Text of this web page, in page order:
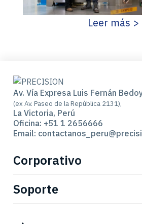
Leer más >
Av. Vía Expresa Luis Fernán
(ex Av. Paseo de la República 2131),
La Victoria, Perú
Oficina: +51 1 2656666
Email:
Corporativo
Certificaciones
Soporte